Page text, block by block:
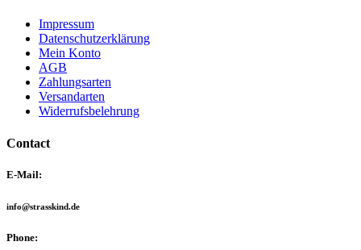
Impressum
Datenschutzerklärung
Mein Konto
AGB
Zahlungsarten
Versandarten
Widerrufsbelehrung
Contact
E-Mail:
info@strasskind.de
Phone: